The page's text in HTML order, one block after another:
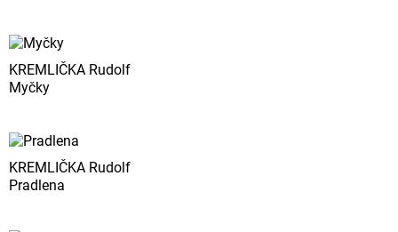
KREMLIČKA Rudolf
Myčky
KREMLIČKA Rudolf
Pradlena